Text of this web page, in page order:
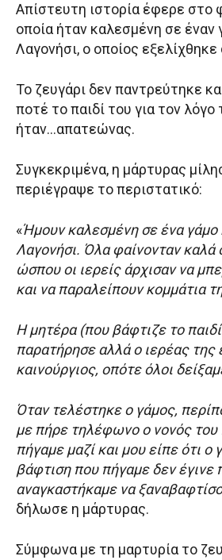
Απίστευτη ιστορία έφερε στο
οποία ήταν καλεσμένη σε έναν
Λαγονήσι, ο οποίος
Το ζευγάρι δεν παντρεύτηκε
ποτέ το παιδί του για τον λόγο
ήταν…απατεώνας.
Συγκεκριμένα, η μάρτυρας
περιέγραψε το περιστατικό:
«Ήμουν καλεσμένη σε ένα γάμο
Λαγονήσι. Όλα φαίνονταν καλά
ώσπου οι ιερείς άρχισαν να
και να παραλείπουν κομμάτια
Η μητέρα (που βάφτιζε το
παρατήρησε αλλά ο ιερέας της
καινούργιος, οπότε όλοι
Όταν τελέστηκε ο γάμος,
με πήρε τηλέφωνο ο νονός του
πήγαμε μαζί και μου είπε ότι ο
βάφτιση που πήγαμε δεν έγινε
αναγκαστήκαμε να
δήλωσε η μάρτυρας.
Σύμφωνα με τη μαρτυρία το